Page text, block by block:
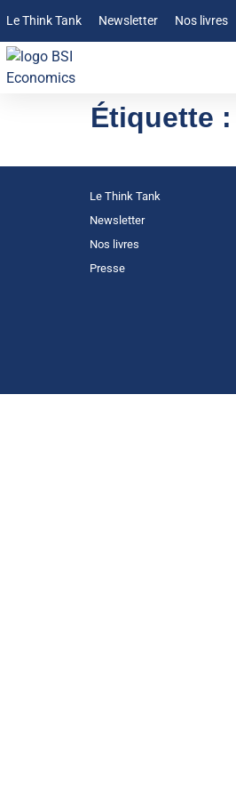
Le Think Tank Newsletter Nos livres
Étiquette :
Le Think Tank
Newsletter
Nos livres
Presse